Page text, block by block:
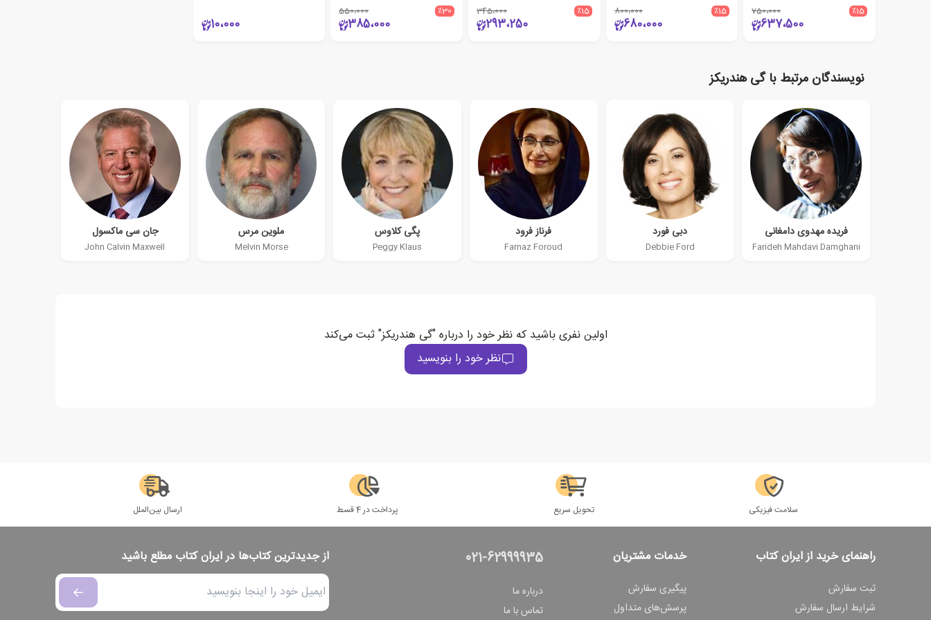
٪15 750،000
637،500
٪15 800،000
680،000
٪15 345،000
293،250
٪30 550،000
385،000 10،000
نویسندگان مرتبط با گی هندریکز
فریده مهدوی دامغانی
Farideh Mahdavi Damghani
دبی فورد
Debbie Ford
فرناز فرود
Farnaz Foroud
پگی کلاوس
Peggy Klaus
ملوین مرس
Melvin Morse
جان سی ماکسول
John Calvin Maxwell
اولین نفری باشید که نظر خود را درباره "گی هندریکز" ثبت می‌کند
نظر خود را بنویسید
سلامت فیزیکی تحویل سریع پرداخت در 4 قسط ارسال بین‌الملل
راهنمای خرید از ایران کتاب
ثبت سفارش
شرایط ارسال سفارش
خدمات مشتریان
پیگیری سفارش
پرسش‌های متداول
021-62999935
درباره ما
تماس با ما
از جدیدترین کتاب‌ها در ایران کتاب مطلع باشید